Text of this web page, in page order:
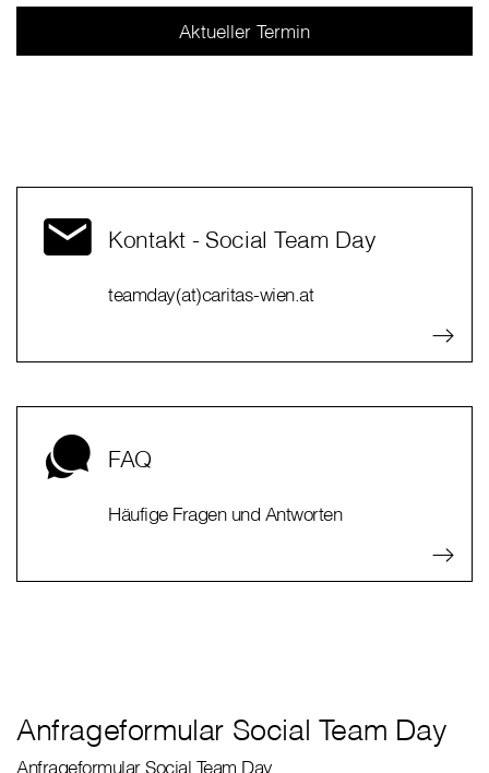
Aktueller Termin
Kontakt - Social Team Day
teamday(at)caritas-wien.at
FAQ
Häufige Fragen und Antworten
Anfrageformular Social Team Day
Anfrageformular Social Team Day